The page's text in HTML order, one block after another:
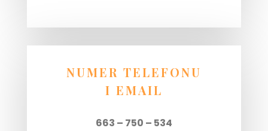
NUMER TELEFONU
I EMAIL
663 – 750 – 534